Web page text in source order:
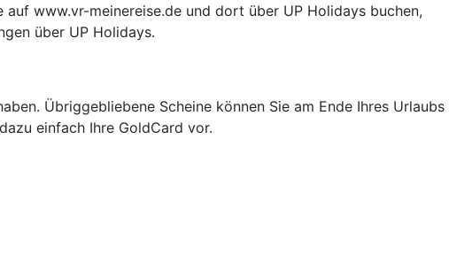
auf www.vr-meinereise.de und dort über UP Holidays buchen,
über UP Holidays.
Übriggebliebene Scheine können Sie am Ende Ihres Urlaubs
einfach Ihre GoldCard vor.